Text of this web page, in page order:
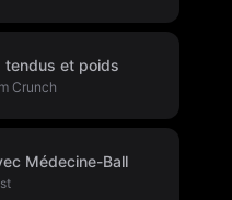
tendus et poids
Crunch
Médecine-Ball